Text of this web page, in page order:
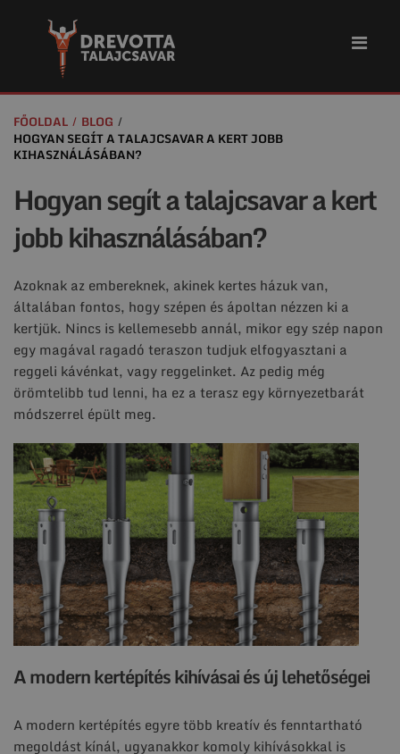
FŐOLDAL
BLOG
HOGYAN SEGÍT A TALAJCSAVAR A KERT JOBB
KIHASZNÁLÁSÁBAN?
Hogyan segít a talajcsavar a kert
jobb kihasználásában?
Azoknak az embereknek, akinek kertes házuk van,
általában fontos, hogy szépen és ápoltan nézzen ki a
kertjük. Nincs is kellemesebb annál, mikor egy szép napon
egy magával ragadó teraszon tudjuk elfogyasztani a
reggeli kávénkat, vagy reggelinket. Az pedig még
örömtelibb tud lenni, ha ez a terasz egy környezetbarát
módszerrel épült meg.
A modern kertépítés kihívásai és új lehetőségei
A modern kertépítés egyre több kreatív és fenntartható
megoldást kínál, ugyanakkor komoly kihívásokkal is